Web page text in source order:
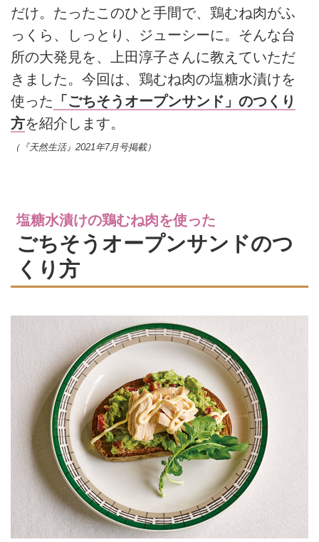
だけ。たったこのひと手間で、鶏むね肉がふ
っくら、しっとり、ジューシーに。そんな台
所の大発見を、上田淳子さんに教えていただ
きました。今回は、鶏むね肉の塩糖水漬けを
使った 「ごちそうオープンサンド」のつくり
方を紹介します。
（『天然生活』2021年7月号掲載）
塩糖水漬けの鶏むね肉を使った
ごちそうオープンサンドのつ
くり方